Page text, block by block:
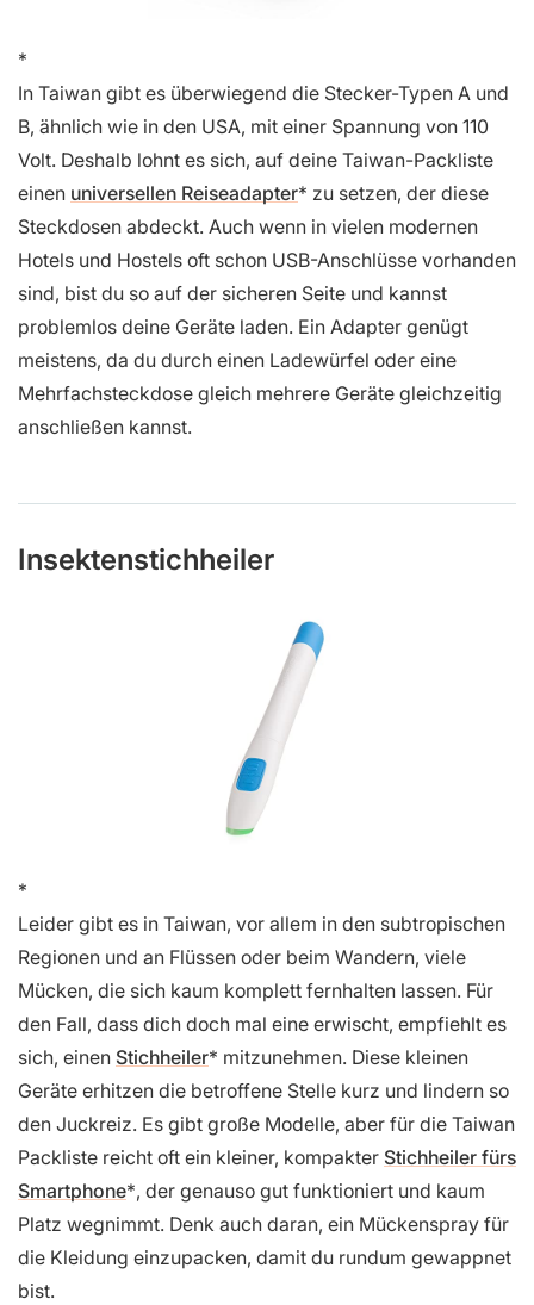
In Taiwan gibt es überwiegend die Stecker-Typen A und
B, ähnlich wie in den USA, mit einer Spannung von 110
Volt. Deshalb lohnt es sich, auf deine Taiwan-Packliste
einen universellen Reiseadapter
zu setzen, der diese
Steckdosen abdeckt. Auch wenn in vielen modernen
Hotels und Hostels oft schon USB-Anschlüsse vorhanden
sind, bist du so auf der sicheren Seite und kannst
problemlos deine Geräte laden. Ein Adapter genügt
meistens, da du durch einen Ladewürfel oder eine
Mehrfachsteckdose gleich mehrere Geräte gleichzeitig
anschließen kannst.
Insektenstichheiler
Leider gibt es in Taiwan, vor allem in den subtropischen
Regionen und an Flüssen oder beim Wandern, viele
Mücken, die sich kaum komplett fernhalten lassen. Für
den Fall, dass dich doch mal eine erwischt, empfiehlt es
sich, einen Stichheiler
mitzunehmen. Diese kleinen
Geräte erhitzen die betroffene Stelle kurz und lindern so
den Juckreiz. Es gibt große Modelle, aber für die Taiwan
Packliste reicht oft ein kleiner, kompakter Stichheiler fürs
Smartphone , der genauso gut funktioniert und kaum
Platz wegnimmt. Denk auch daran, ein Mückenspray für
die Kleidung einzupacken, damit du rundum gewappnet
bist.